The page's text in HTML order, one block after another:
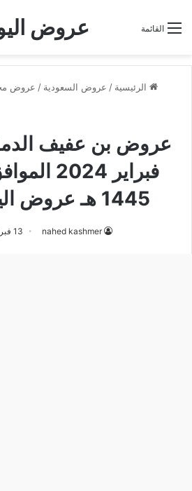
عروض القائمة
الرئيسية / عروض السعودية / عروض
1445 هـ عروض اليوم الواحد
nahed kashmer 13 فبراير,2024